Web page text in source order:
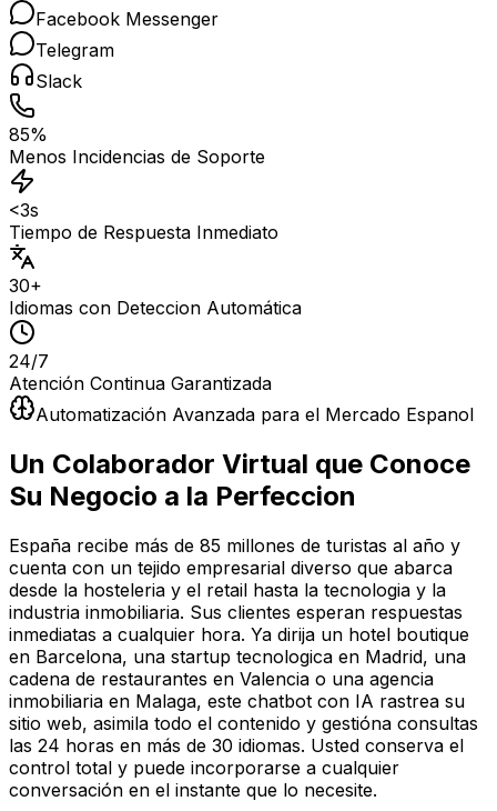
Facebook Messenger
Telegram
Slack
85%
Menos Incidencias de Soporte
<3s
Tiempo de Respuesta Inmediato
30+
Idiomas con Deteccion Automática
24/7
Atención Continua Garantizada
Automatización Avanzada para el Mercado Espanol
Un Colaborador Virtual que Conoce
Su Negocio a la Perfeccion
España recibe más de 85 millones de turistas al año y
cuenta con un tejido empresarial diverso que abarca
desde la hosteleria y el retail hasta la tecnologia y la
industria inmobiliaria. Sus clientes esperan respuestas
inmediatas a cualquier hora. Ya dirija un hotel boutique
en Barcelona, una startup tecnologica en Madrid, una
cadena de restaurantes en Valencia o una agencia
inmobiliaria en Malaga, este chatbot con IA rastrea su
sitio web, asimila todo el contenido y gestióna consultas
las 24 horas en más de 30 idiomas. Usted conserva el
control total y puede incorporarse a cualquier
conversación en el instante que lo necesite.